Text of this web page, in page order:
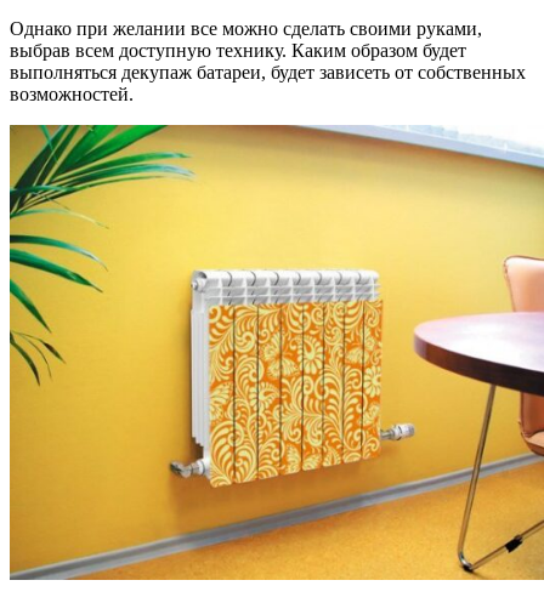
Однако при желании все можно сделать своими руками,
выбрав всем доступную технику. Каким образом будет
выполняться декупаж батареи, будет зависеть от собственных
возможностей.